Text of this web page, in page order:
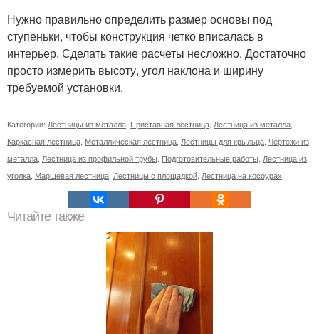
Нужно правильно определить размер основы под
ступеньки, чтобы конструкция четко вписалась в
интерьер. Сделать такие расчеты несложно. Достаточно
просто измерить высоту, угол наклона и ширину
требуемой установки.
Категории: Лестницы из металла Приставная лестница Лестница из металла
Каркасная лестница Металлическая лестница Лестницы для крыльца Чертежи из
металла Лестница из профильной трубы Подготовительные работы Лестница из
уголка Маршевая лестница Лестницы с площадкой Лестница на косоурах
Читайте также